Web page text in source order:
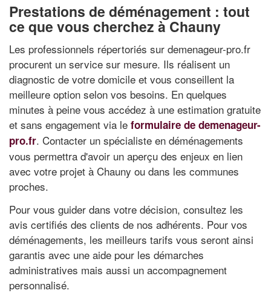
Prestations de déménagement : tout
ce que vous cherchez à Chauny
Les professionnels répertoriés sur demenageur-pro.fr
procurent un service sur mesure. Ils réalisent un
diagnostic de votre domicile et vous conseillent la
meilleure option selon vos besoins. En quelques
minutes à peine vous accédez à une estimation gratuite
et sans engagement via le formulaire de demenageur-
pro.fr. Contacter un spécialiste en déménagements
vous permettra d'avoir un aperçu des enjeux en lien
avec votre projet à Chauny ou dans les communes
proches.
Pour vous guider dans votre décision, consultez les
avis certifiés des clients de nos adhérents. Pour vos
déménagements, les meilleurs tarifs vous seront ainsi
garantis avec une aide pour les démarches
administratives mais aussi un accompagnement
personnalisé.